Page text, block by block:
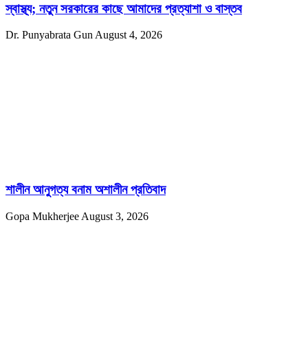
স্বাস্থ্য; নতুন সরকারের কাছে আমাদের প্রত্যাশা ও বাস্তব
Dr. Punyabrata GunAugust 4, 2026
শালীন আনুগত্য বনাম অশালীন প্রতিবাদ
Gopa Mukherjee August 3, 2026